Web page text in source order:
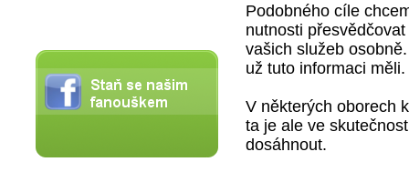
Podobného cíle
nutnosti
vašich služeb
už tuto informaci měli.
V některých oborech
ta je ale ve
dosáhnout.